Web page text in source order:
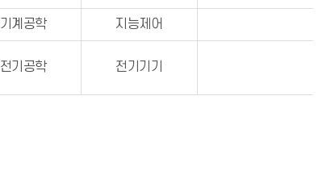
기계공학 지능제어
전기공학 전기기기